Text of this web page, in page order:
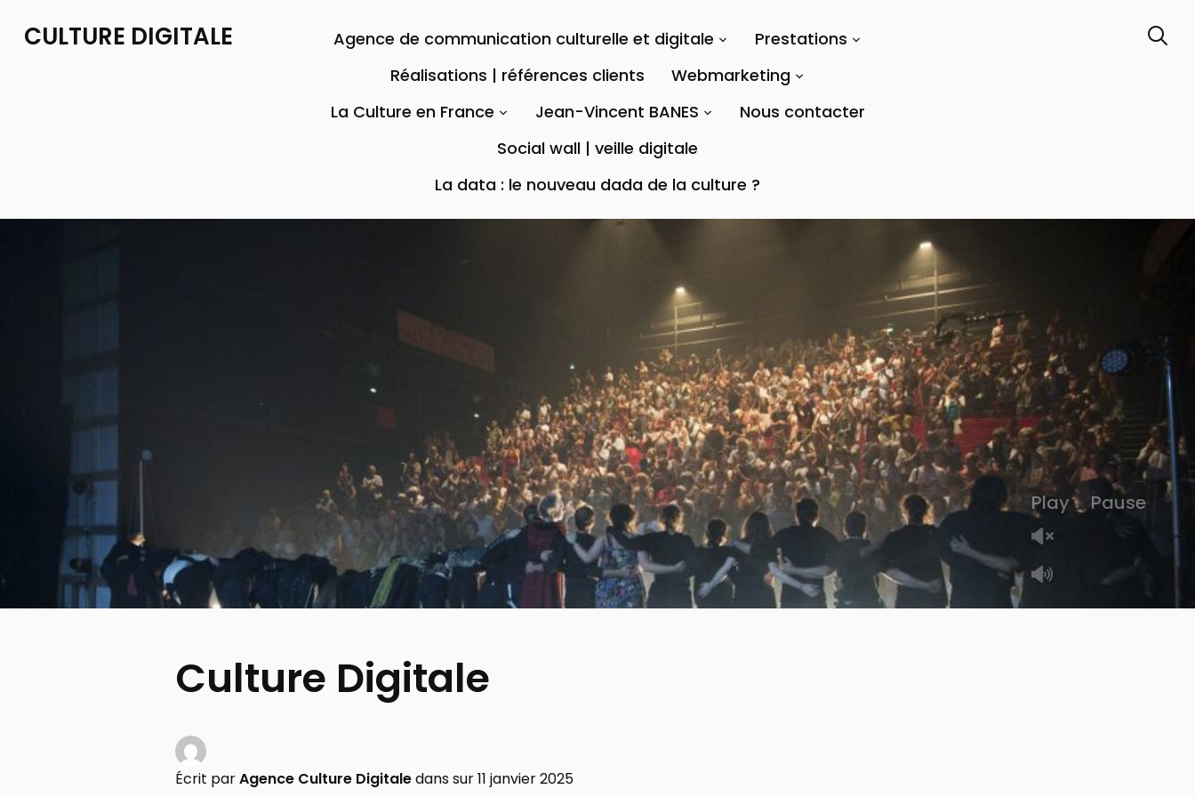
CULTURE DIGITALE Agence de communication culturelle et digitale
Prestations
Réalisations | références clients
Webmarketing
La Culture en France
Jean-Vincent BANES
Nous contacter
Social wall | veille digitale
La data : le nouveau dada de la culture ?
Play Pause
Culture Digitale
Écrit parAgence Culture Digitaledans sur11 janvier 2025